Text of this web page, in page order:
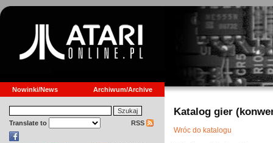
Nowinki/News Archiwum/Archive
Translate to RSS
Katalog gier
Wróc do katalogu